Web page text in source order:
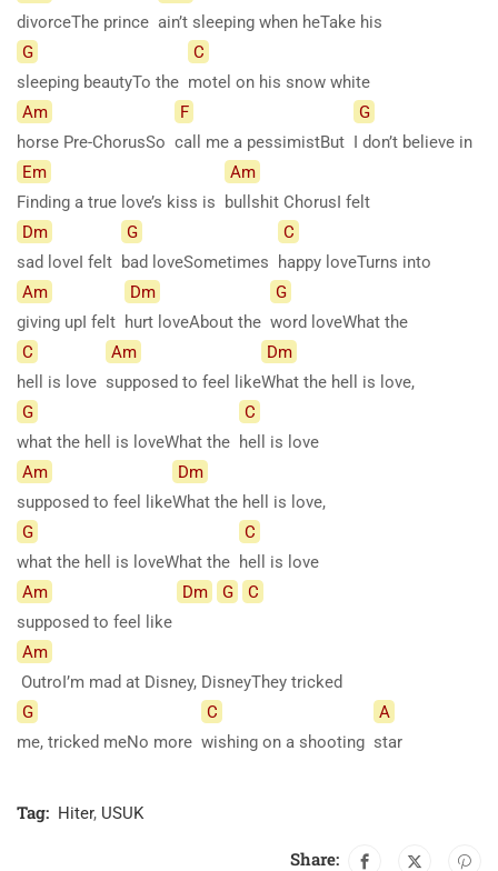
divorceThe prince ain’t sleeping when heTake his
G
sleeping beautyTo the
C
motel on his snow white
Am
horse Pre-ChorusSo
F
call me a pessimistBut
G
I don’t believe in
Em
Finding a true love’s kiss is
Am
bullshit ChorusI felt
Dm
sad loveI felt
G
bad loveSometimes
C
happy loveTurns into
Am
giving upI felt
Dm
hurt loveAbout the
G
word loveWhat the
C
hell is love
Am
supposed to feel like
Dm
What the hell is love,
G
what the hell is loveWhat the
C
hell is love
Am
supposed to feel like
Dm
What the hell is love,
G
what the hell is loveWhat the
C
hell is love
Am
supposed to feel like
Dm G C
Am
OutroI’m mad at Disney, DisneyThey tricked
G
me, tricked meNo more
C
wishing on a shooting
A
star
Tag: Hiter, USUK
Share: